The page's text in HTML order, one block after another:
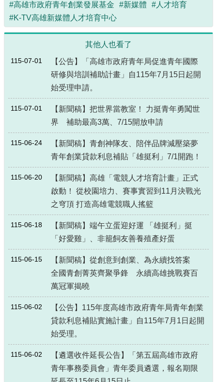
#高雄市政府青年創業發展基金
#新媒體
#人才培育
#K-TV高雄新媒體人才培育中心
其他人也看了
115-07-01
【公告】「高雄市政府青年局促進青年國際
研修與培訓補助計畫」自115年7月15日起開
始受理申請。
115-07-01
【新聞稿】把世界當教室！ 力挺青年勇闖世
界 補助最高3萬、7/15開放申請
115-06-24
【新聞稿】青創神隊友、陪伴品牌減壓築夢
青年創業貸款利息補貼「雄挺利」7/1開跑！
115-06-20
【新聞稿】高雄「電競人才培育計畫」正式
啟動！ 從校園培力、賽事實習到11月決戰光
之穹頂 打造高雄電競職人搖籃
115-06-18
【新聞稿】端午立蛋迎好運 「雄挺利」挺
「好愛雞」、非籠飼友善養殖產好蛋
115-06-15
【新聞稿】從創意到創業、為永續找答案
全國青創菁英齊聚爭鋒 永續高雄挑戰賽百
萬冠軍揭曉
115-06-02
【公告】115年度高雄市政府青年局青年創業
貸款利息補貼實施計畫」自115年7月1日起開
始受理。
115-06-02
【遴選收件延長公告】「第五屆高雄市政府
青年事務委員會」青年委員遴選，報名期限